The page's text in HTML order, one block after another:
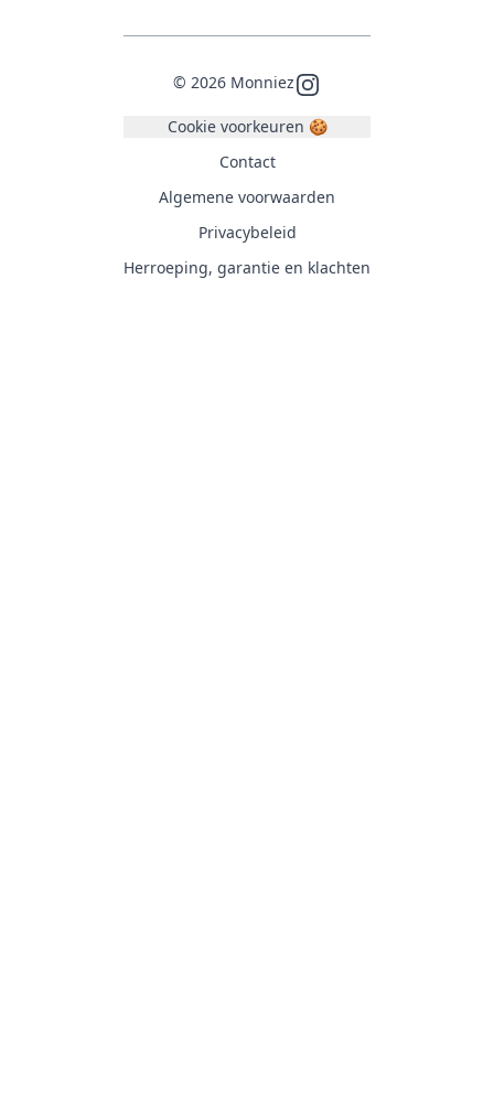
© 2026 MonniezInstagram
Cookie voorkeuren 🍪
Contact
Algemene voorwaarden
Privacybeleid
Herroeping, garantie en klachten